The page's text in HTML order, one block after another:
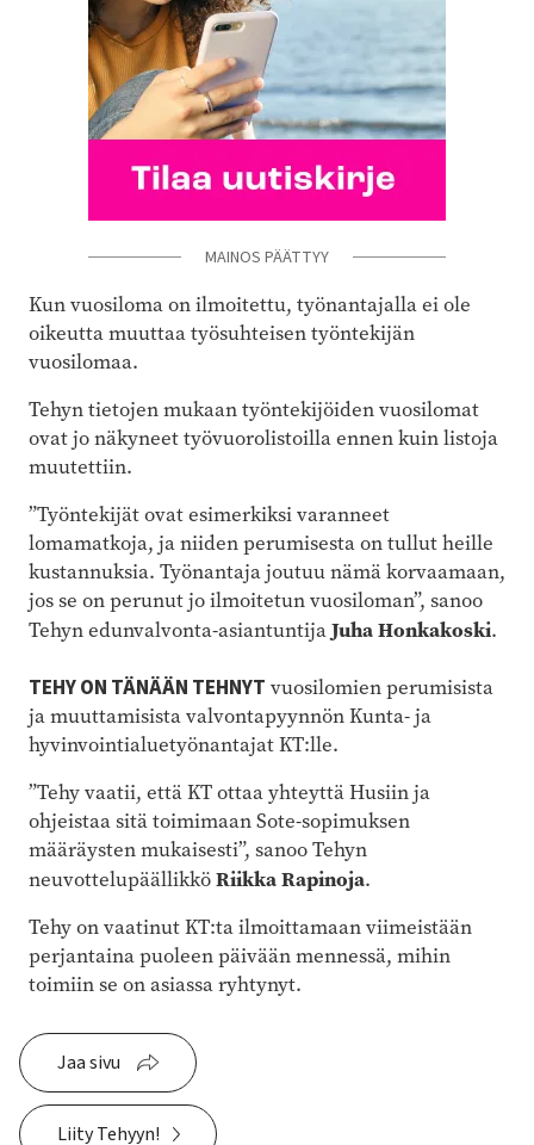
MAINOS PÄÄTTYY
Kun vuosiloma on ilmoitettu, työnantajalla ei ole
oikeutta muuttaatyösuhteisen työntekijän
vuosilomaa.
Tehyn tietojen mukaan työntekijöiden vuosilomat
ovat jo näkyneet työvuorolistoilla ennen kuin listoja
muutettiin.
”Työntekijät ovat esimerkiksi varanneet
lomamatkoja, ja niiden perumisesta on tullut heille
kustannuksia. Työnantaja joutuu nämä korvaamaan,
jos se on perunut jo ilmoitetun vuosiloman”, sanoo
Tehyn edunvalvonta-asiantuntijaJuha Honkakoski.
TEHY ON TÄNÄÄN TEHNYT vuosilomien perumisista
ja muuttamisista valvontapyynnön Kunta- ja
hyvinvointialuetyönantajat KT:lle.
”Tehy vaatii, että KT ottaa yhteyttä Husiin ja
ohjeistaa sitä toimimaan Sote-sopimuksen
määräysten mukaisesti”, sanoo Tehyn
neuvottelupäällikköRiikka Rapinoja.
Tehy on vaatinut KT:ta ilmoittamaan viimeistään
perjantaina puoleen päivään mennessä, mihin
toimiin se on asiassa ryhtynyt.
Jaa sivu
Liity Tehyyn!